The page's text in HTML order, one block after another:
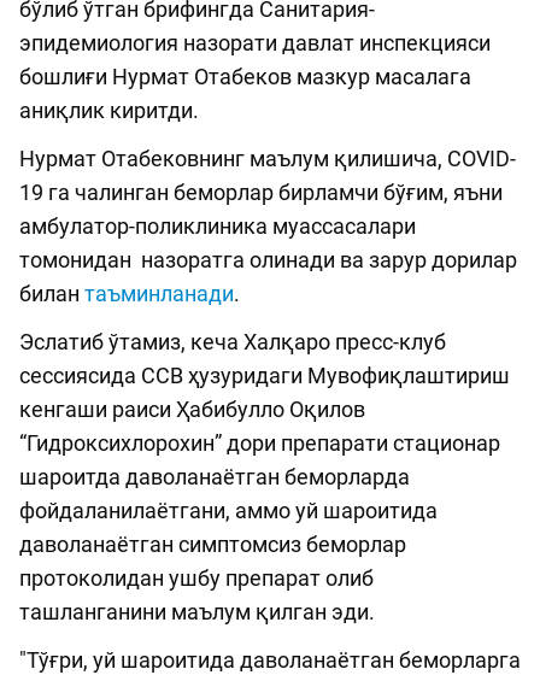
бўлиб ўтган брифингда Санитария-
эпидемиология назорати давлат инспекцияси
бошлиғи Нурмат Отабеков мазкур масалага
аниқлик киритди.
Нурмат Отабековнинг маълум қилишича, COVID-
19 га чалинган беморлар бирламчи бўғим, яъни
амбулатор-поликлиника муассасалари
томонидан назоратга олинади ва зарур дорилар
билан таъминланади.
Эслатиб ўтамиз, кеча Халқаро пресс-клуб
сессиясида ССВ ҳузуридаги Мувофиқлаштириш
кенгаши раиси Ҳабибулло Оқилов
“Гидроксихлорохин” дори препарати стационар
шароитда даволанаётган беморларда
фойдаланилаётгани, аммо уй шароитида
даволанаётган симптомсиз беморлар
протоколидан ушбу препарат олиб
ташланганини маълум қилган эди.
"Тўғри, уй шароитида даволанаётган беморларга